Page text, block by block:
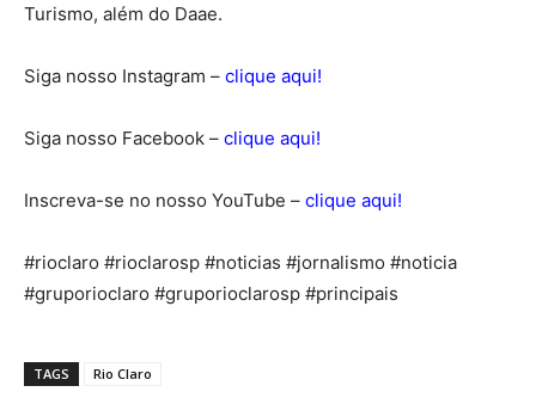
Turismo, além do Daae.
Siga nosso Instagram – clique aqui!
Siga nosso Facebook – clique aqui!
Inscreva-se no nosso YouTube – clique aqui!
#rioclaro #rioclarosp #noticias #jornalismo #noticia
#gruporioclaro #gruporioclarosp #principais
TAGS Rio Claro